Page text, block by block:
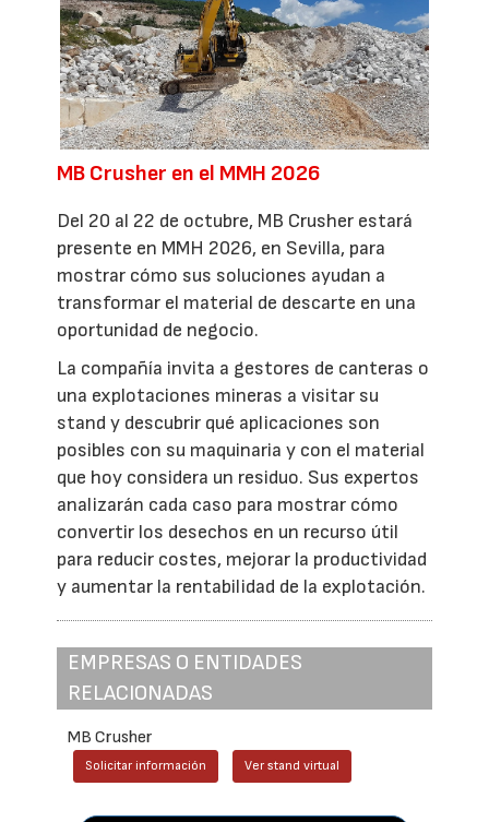
MB Crusher en el MMH 2026
Del 20 al 22 de octubre, MB Crusher estará
presente en MMH 2026, en Sevilla, para
mostrar cómo sus soluciones ayudan a
transformar el material de descarte en una
oportunidad de negocio.
La compañía invita a gestores de canteras o
una explotaciones mineras a visitar su
stand y descubrir qué aplicaciones son
posibles con su maquinaria y con el material
que hoy considera un residuo. Sus expertos
analizarán cada caso para mostrar cómo
convertir los desechos en un recurso útil
para reducir costes, mejorar la productividad
y aumentar la rentabilidad de la explotación.
EMPRESAS O ENTIDADES
RELACIONADAS
MB Crusher
Solicitar información Ver stand virtual